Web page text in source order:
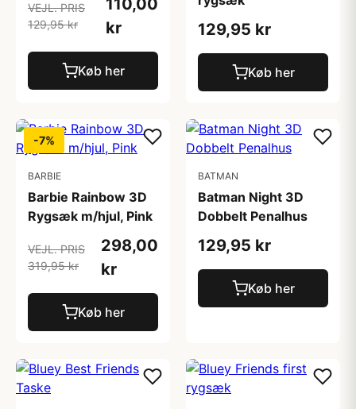
VEJL. PRIS
129,95 kr
110,00
kr
Køb her
129,95 kr
Køb her
-7%
BARBIE
Barbie Rainbow 3D
Rygsæk m/hjul, Pink
VEJL. PRIS
319,95 kr
298,00
kr
Køb her
BATMAN
Batman Night 3D
Dobbelt Penalhus
129,95 kr
Køb her